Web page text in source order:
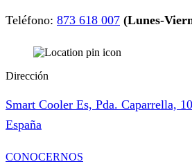
Teléfono: 873 618 007 (Lunes-
Dirección
Smart Cooler Es, Pda. Caparrella,
España
CONOCERNOS